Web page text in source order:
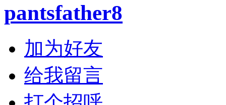
pantsfather8
加为好友
给我留言